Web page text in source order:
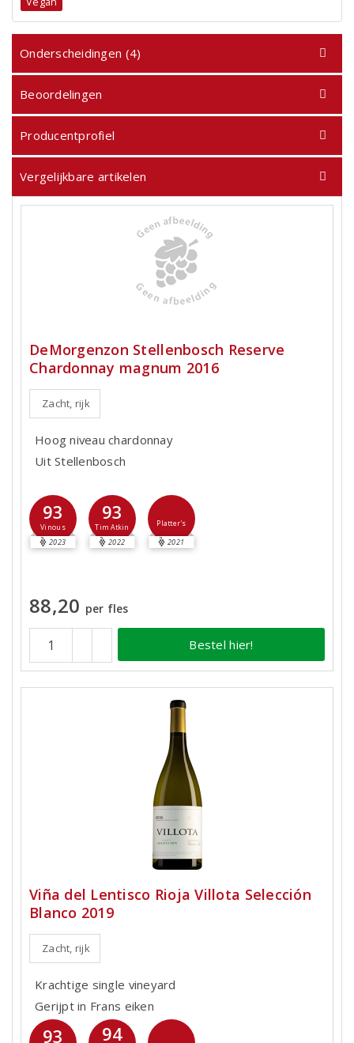
Onderscheidingen (4)
Beoordelingen
Producentprofiel
Vergelijkbare artikelen
DeMorgenzon Stellenbosch Reserve
Chardonnay magnum 2016
Zacht, rijk
Hoog niveau chardonnay
Uit Stellenbosch
93
Vinous
2023
93
Tim Atkin
2022
Platter's
2021
88,20 per fles
Bestel hier!
Viña del Lentisco Rioja Villota Selección
Blanco 2019
Zacht, rijk
Krachtige single vineyard
Gerijpt in Frans eiken
93 94